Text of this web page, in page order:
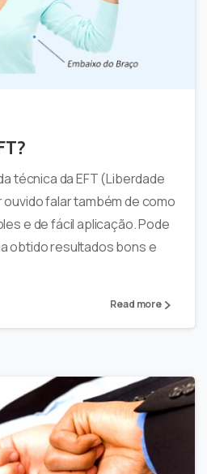
2
técnica da EFT (Liberdade
falar também de como
e de fácil aplicação. Pode
obtido resultados bons e
Read more